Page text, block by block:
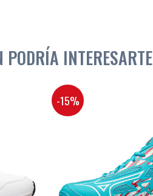
PODRÍA INTERESARTE
-15%